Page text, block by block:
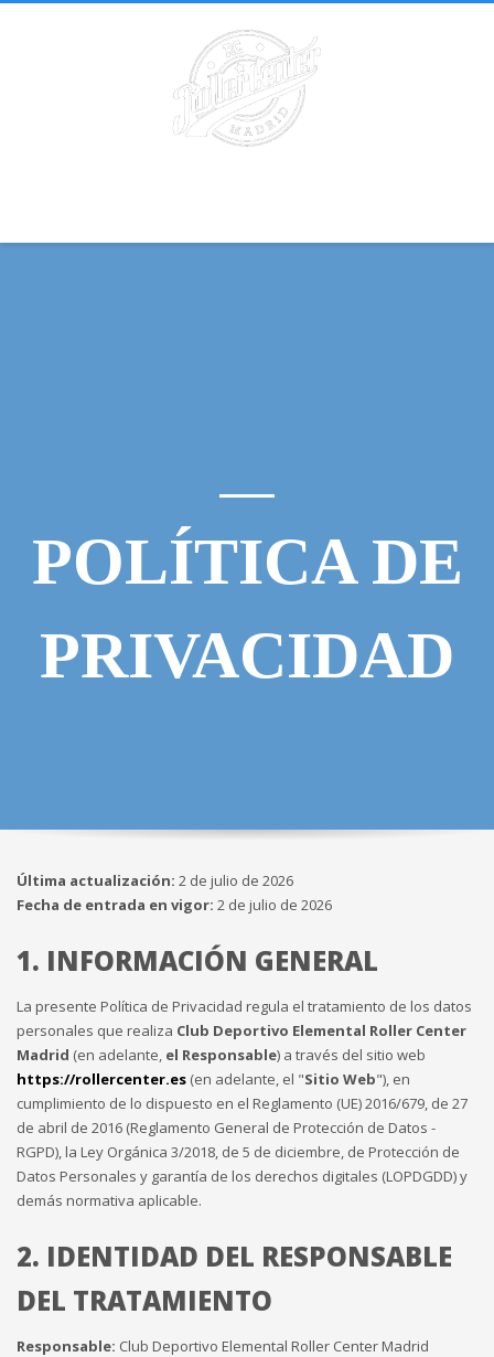
POLÍTICA DE
PRIVACIDAD
Última actualización: 2 de julio de 2026
Fecha de entrada en vigor: 2 de julio de 2026
1. INFORMACIÓN GENERAL
La presente Política de Privacidad regula el tratamiento de los datos
personales que realiza Club Deportivo Elemental Roller Center
Madrid (en adelante, el Responsable) a través del sitio web
https://rollercenter.es (en adelante, el "Sitio Web"), en
cumplimiento de lo dispuesto en el Reglamento (UE) 2016/679, de 27
de abril de 2016 (Reglamento General de Protección de Datos -
RGPD), la Ley Orgánica 3/2018, de 5 de diciembre, de Protección de
Datos Personales y garantía de los derechos digitales (LOPDGDD) y
demás normativa aplicable.
2. IDENTIDAD DEL RESPONSABLE
DEL TRATAMIENTO
Responsable: Club Deportivo Elemental Roller Center Madrid